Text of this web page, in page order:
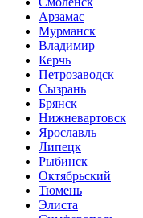
Арзамас
Мурманск
Владимир
Керчь
Петрозаводск
Сызрань
Брянск
Нижневартовск
Ярославль
Липецк
Рыбинск
Октябрьский
Тюмень
Элиста